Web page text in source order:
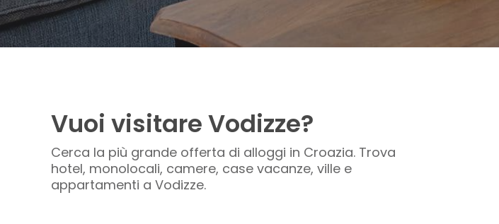
Vuoi visitare Vodizze?
Cerca la più grande offerta di alloggi in Croazia. Trova
hotel, monolocali, camere, case vacanze, ville e
appartamenti a Vodizze.